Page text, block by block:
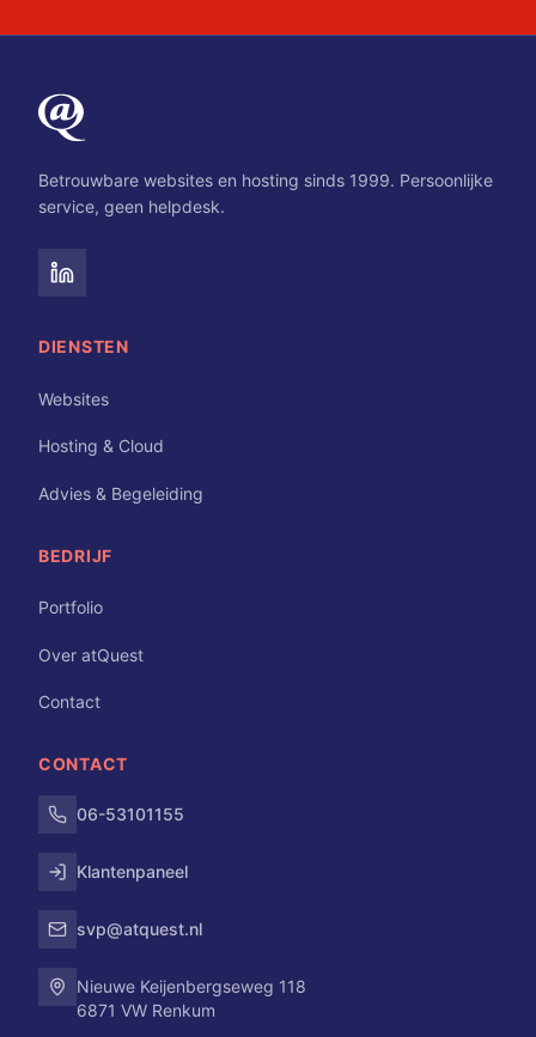
Betrouwbare websites en hosting sinds 1999. Persoonlijke
service, geen helpdesk.
DIENSTEN
Websites
Hosting & Cloud
Advies & Begeleiding
BEDRIJF
Portfolio
Over atQuest
Contact
CONTACT
06-53101155
Klantenpaneel
svp@atquest.nl
Nieuwe Keijenbergseweg 118
6871 VW Renkum